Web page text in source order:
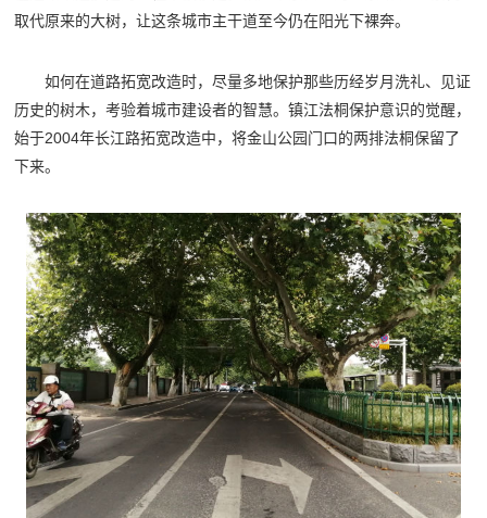
取代原来的大树，让这条城市主干道至今仍在阳光下裸奔。
如何在道路拓宽改造时，尽量多地保护那些历经岁月洗礼、见证
历史的树木，考验着城市建设者的智慧。镇江法桐保护意识的觉醒，
始于2004年长江路拓宽改造中，将金山公园门口的两排法桐保留了
下来。